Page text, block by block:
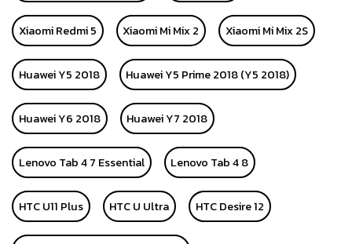
Xiaomi Redmi 5 Xiaomi Mi Mix 2 Xiaomi Mi Mix 2S
Huawei Y5 2018 Huawei Y5 Prime 2018 (Y5 2018)
Huawei Y6 2018 Huawei Y7 2018
Lenovo Tab 4 7 Essential Lenovo Tab 4 8
HTC U11 Plus HTC U Ultra HTC Desire 12